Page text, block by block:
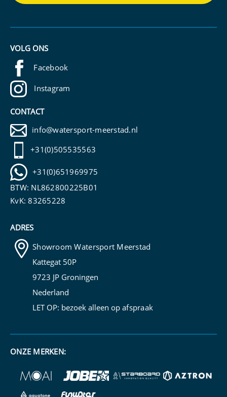
VOLG ONS
Facebook
Instagram
CONTACT
info@watersport-meerstad.nl
+31(0)505535563
+31(0)651969975
BTW: NL862800225B01
KvK: 83265228
ADRES
Showroom Watersport Meerstad
Kattegat 50P
9723 JP Groningen
Nederland
LET OP: bezoek alleen op afspraak
ONZE MERKEN: